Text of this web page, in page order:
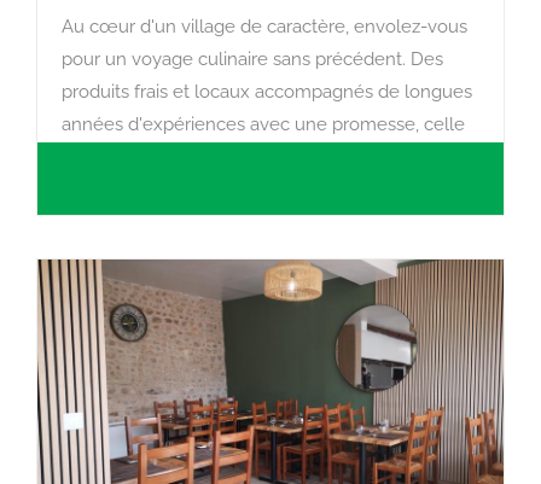
Au cœur d'un village de caractère, envolez-vous
pour un voyage culinaire sans précédent. Des
produits frais et locaux accompagnés de longues
années d'expériences avec une promesse, celle